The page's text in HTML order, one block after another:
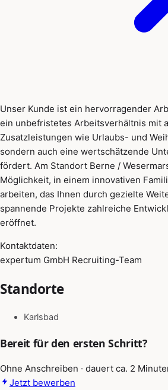
Unser Kunde ist ein hervorragender
ein unbefristetes Arbeitsverhältnis mit
Zusatzleistungen wie Urlaubs- und
sondern auch eine wertschätzende
fördert. Am Standort Berne /
Möglichkeit, in einem innovativen
arbeiten, das Ihnen durch gezielte
spannende Projekte zahlreiche
eröffnet.
Kontaktdaten:
expertum GmbH Recruiting-Team
Standorte
Karlsbad
Bereit für den ersten Schritt?
Ohne Anschreiben · dauert ca. 2
Jetzt bewerben